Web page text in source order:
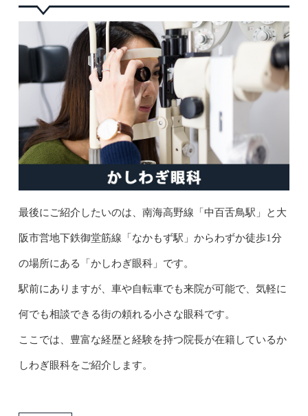
最後にご紹介したいのは、南海高野線「中百舌鳥駅」と大
阪市営地下鉄御堂筋線「なかもず駅」からわずか徒歩1分
の場所にある「かしわぎ眼科」です。
駅前にありますが、車や自転車でも来院が可能で、気軽に
何でも相談できる街の頼れる小さな眼科です。
ここでは、豊富な経歴と経験を持つ院長が在籍しているか
しわぎ眼科をご紹介します。